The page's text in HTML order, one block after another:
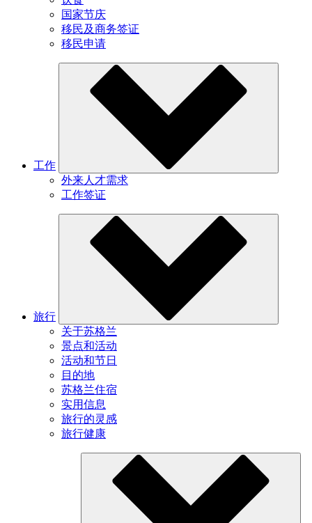
国家节庆
移民及商务签证
移民申请
工作
外来人才需求
工作签证
旅行
关于苏格兰
景点和活动
活动和节日
目的地
苏格兰住宿
实用信息
旅行的灵感
旅行健康